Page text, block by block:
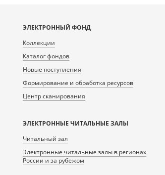
ЭЛЕКТРОННЫЙ ФОНД
Коллекции
Каталог фондов
Новые поступления
Формирование и обработка ресурсов
Центр сканирования
ЭЛЕКТРОННЫЕ ЧИТАЛЬНЫЕ ЗАЛЫ
Читальный зал
Электронные читальные залы в регионах
России и за рубежом